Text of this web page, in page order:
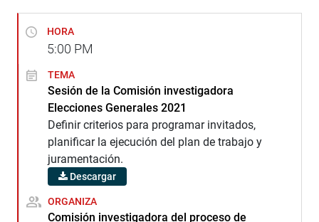
HORA
5:00 PM
TEMA
Sesión de la Comisión investigadora
Elecciones Generales 2021
Definir criterios para programar invitados,
planificar la ejecución del plan de trabajo y
juramentación.
Descargar
ORGANIZA
Comisión investigadora del proceso de